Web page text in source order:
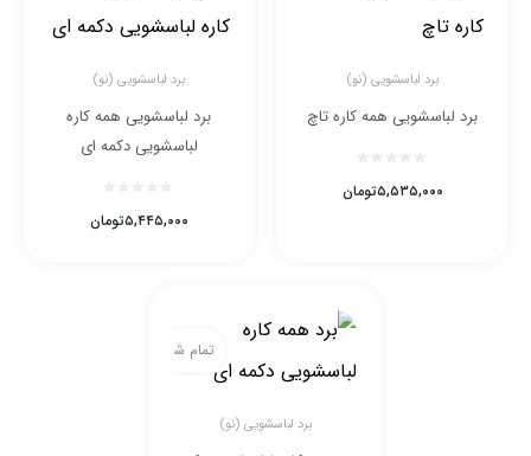
برد لباسشویی (نو)
برد لباسشویی همه کاره تاچ
تومان۵,۵۳۵,۰۰۰
برد لباسشویی (نو)
برد لباسشویی همه کاره
لباسشویی دکمه ای
تومان۵,۴۴۵,۰۰۰
تمام شده
برد لباسشویی (نو)